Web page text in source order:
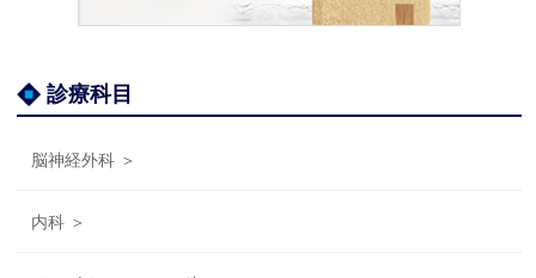
診療科目
脳神経外科 ＞
内科 ＞